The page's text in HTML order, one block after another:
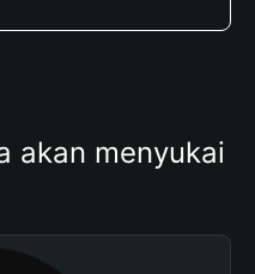
akan menyukai